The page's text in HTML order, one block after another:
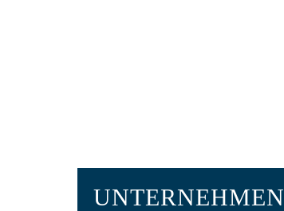
UNTERNEHMEN